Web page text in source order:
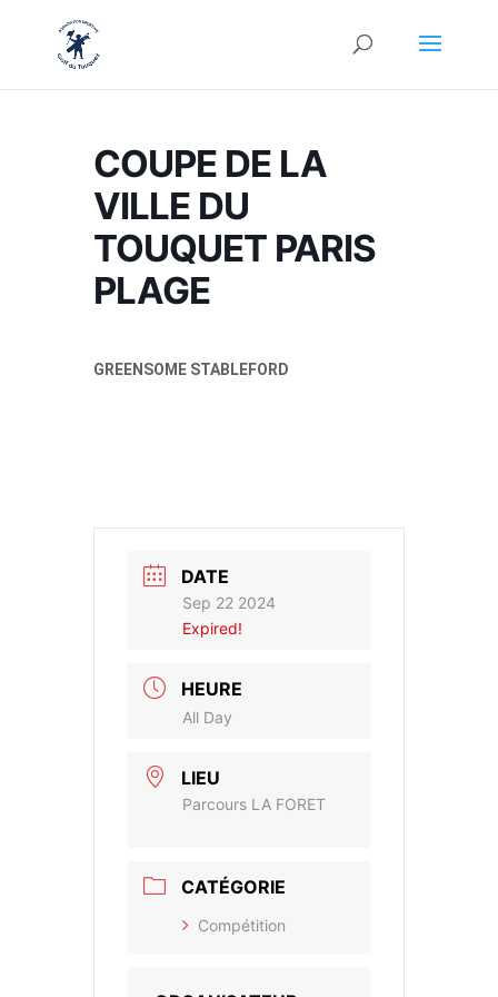
COUPE DE LA
VILLE DU
TOUQUET PARIS
PLAGE
GREENSOME STABLEFORD
DATE
Sep 22 2024
Expired!
HEURE
All Day
LIEU
Parcours LA FORET
CATÉGORIE
Compétition